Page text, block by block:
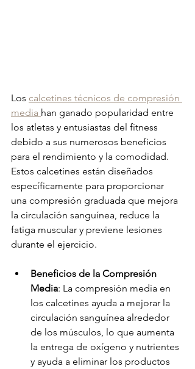
Los calcetines técnicos de compresión
media han ganado popularidad entre
los atletas y entusiastas del fitness
debido a sus numerosos beneficios
para el rendimiento y la comodidad.
Estos calcetines están diseñados
específicamente para proporcionar
una compresión graduada que mejora
la circulación sanguínea, reduce la
fatiga muscular y previene lesiones
durante el ejercicio.
Beneficios de la Compresión
Media: La compresión media en
los calcetines ayuda a mejorar la
circulación sanguínea alrededor
de los músculos, lo que aumenta
la entrega de oxígeno y nutrientes
y ayuda a eliminar los productos